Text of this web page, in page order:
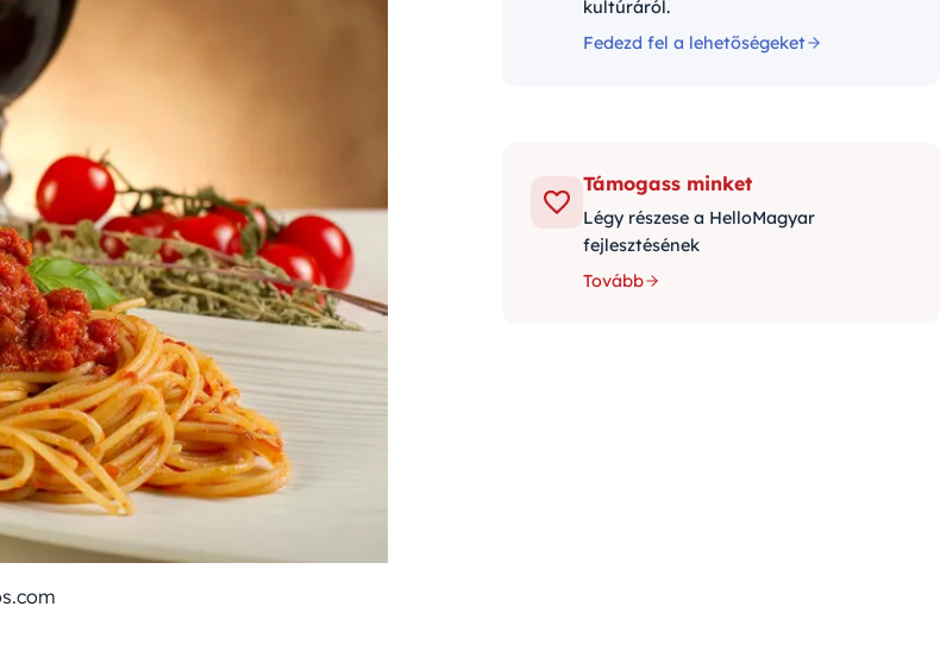
kultúráról.
Fedezd fel a lehetőségeket
Támogass minket
Légy részese a HelloMagyar
fejlesztésének
Tovább